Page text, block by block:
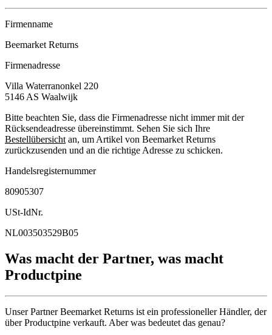
Firmenname
Beemarket Returns
Firmenadresse
Villa Waterranonkel 220
5146 AS Waalwijk
Bitte beachten Sie, dass die Firmenadresse nicht immer mit der
Rücksendeadresse übereinstimmt. Sehen Sie sich Ihre
Bestellübersicht an, um Artikel von Beemarket Returns
zurückzusenden und an die richtige Adresse zu schicken.
Handelsregisternummer
80905307
USt-IdNr.
NL003503529B05
Was macht der Partner, was macht
Productpine
Unser Partner Beemarket Returns ist ein professioneller Händler, der
über Productpine verkauft. Aber was bedeutet das genau?